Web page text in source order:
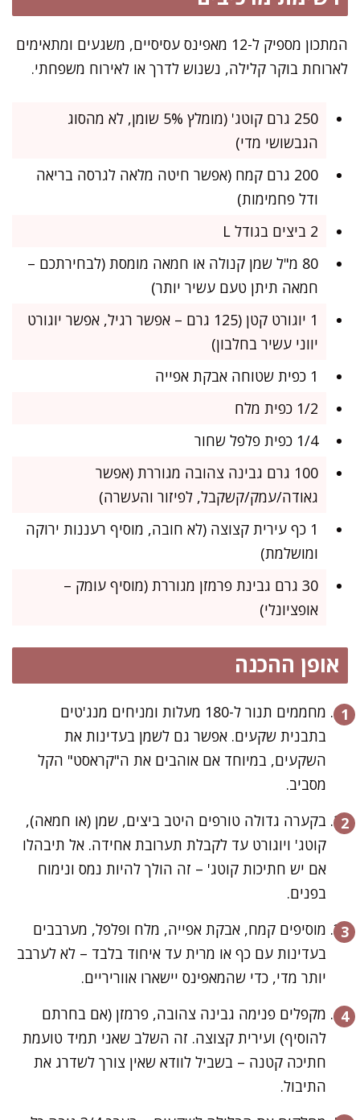
המתכון מספיק ל-12 מאפינס עסיסיים, משגעים ומתאימים
לארוחת בוקר קלילה, נשנוש לדרך או לאירוח משפחתי.
250 גרם קוטג' (מומלץ 5% שומן, לא מהסוג
הגבשושי מדי)
200 גרם קמח (אפשר חיטה מלאה לגרסה בריאה
ודל פחמימות)
2 ביצים בגודל L
80 מ"ל שמן קנולה או חמאה מומסת (לבחירתכם –
חמאה תיתן טעם עשיר יותר)
1 יוגורט קטן (125 גרם – אפשר רגיל, אפשר יוגורט
יווני עשיר בחלבון)
1 כפית שטוחה אבקת אפייה
1/2 כפית מלח
1/4 כפית פלפל שחור
100 גרם גבינה צהובה מגוררת (אפשר
גאודה/עמק/קשקבל, לפיזור והעשרה)
1 כף עירית קצוצה (לא חובה, מוסיף רעננות ירוקה
ומושלמת)
30 גרם גבינת פרמזן מגוררת (מוסיף עומק –
אופציונלי)
אופן ההכנה
מחממים תנור ל-180 מעלות ומניחים מנג'טים
בתבנית שקעים. אפשר גם לשמן בעדינות את
השקעים, במיוחד אם אוהבים את ה"קראסט" הקל
מסביב.
בקערה גדולה טורפים היטב ביצים, שמן (או חמאה),
קוטג' ויוגורט עד לקבלת תערובת אחידה. אל תיבהלו
אם יש חתיכות קוטג' – זה הולך להיות נמס ונימוח
בפנים.
מוסיפים קמח, אבקת אפייה, מלח ופלפל, מערבבים
בעדינות עם כף או מרית עד איחוד בלבד – לא לערבב
יותר מדי, כדי שהמאפינס יישארו אווריריים.
מקפלים פנימה גבינה צהובה, פרמזן (אם בחרתם
להוסיף) ועירית קצוצה. זה השלב שאני תמיד טועמת
חתיכה קטנה – בשביל לוודא שאין צורך לשדרג את
התיבול.